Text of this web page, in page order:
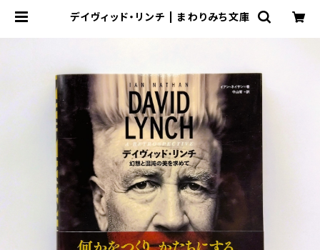
デイヴィッド・リンチ | まわりみち文庫